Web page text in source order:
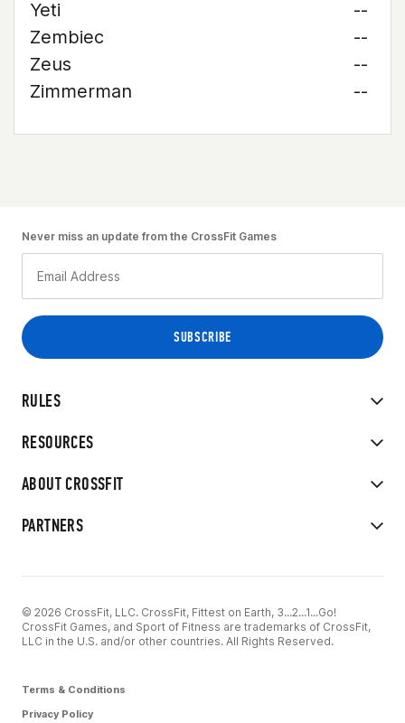
Yeti
--
Zembiec
--
Zeus
--
Zimmerman
--
RULES
RESOURCES
ABOUT CROSSFIT
PARTNERS
Never miss an update from the CrossFit Games
© 2026 CrossFit, LLC. CrossFit, Fittest on Earth, 3...2...1...Go!
CrossFit Games, and Sport of Fitness are trademarks of CrossFit,
LLC in the U.S. and/or other countries. All Rights Reserved.
Terms & Conditions
Privacy Policy